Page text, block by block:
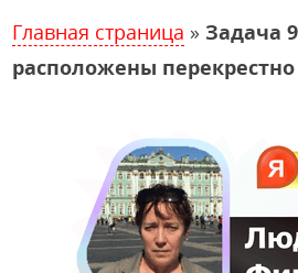
Главная страница » Задача
расположены перекрестно